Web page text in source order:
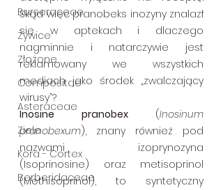
Burseraceae
Żywice
Złożone
Compositae
Asteraceae
Ziele
Kora - Cortex
Berberidaceae
Skąd więc pranobeks inozyny znalazł
się w aptekach i dlaczego
nagminnie i natarczywie jest
reklamowany we wszystkich
mediach jako środek „zwalczający
wirusy”?
Inosine pranobex (Inosinum
pranobexum), znany również pod
nazwami izoprynozyna
(Isoprinosine) oraz metisoprinol
(Methisoprinol), to syntetyczny